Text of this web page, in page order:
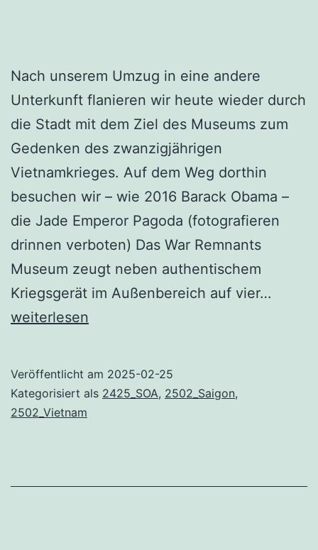
Nach unserem Umzug in eine andere
Unterkunft flanieren wir heute wieder durch
die Stadt mit dem Ziel des Museums zum
Gedenken des zwanzigjährigen
Vietnamkrieges. Auf dem Weg dorthin
besuchen wir – wie 2016 Barack Obama –
die Jade Emperor Pagoda (fotografieren
drinnen verboten) Das War Remnants
Museum zeugt neben authentischem
Kriegsgerät im Außenbereich auf vier…
weiterlesen
Veröffentlicht am 2025-02-25
Kategorisiert als 2425_SOA, 2502_Saigon,
2502_Vietnam